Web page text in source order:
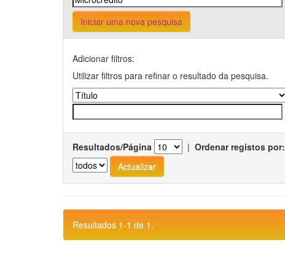
Iniciar uma nova pesquisa
Adicionar filtros:
Utilizar filtros para refinar o resultado da pesquisa.
Resultados/Página | Ordenar registos por:
Resultados 1-1 de 1.